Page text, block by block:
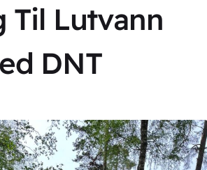
Til Lutvann
DNT